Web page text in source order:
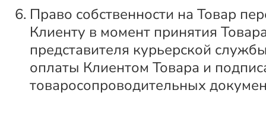
Право собственности на Товар
Клиенту в момент принятия
представителя курьерской
оплаты Клиентом Товара и
товаросопроводительных